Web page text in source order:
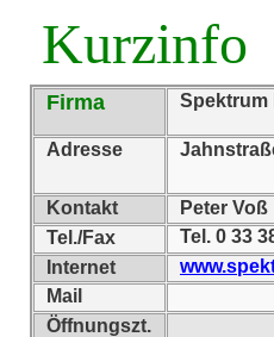
Kurzinfo
Firma Spektrum
Adresse
Kontakt
Peter Voß
Tel./Fax
Tel. 0 33
Internet
Mail
Öffnungszt.